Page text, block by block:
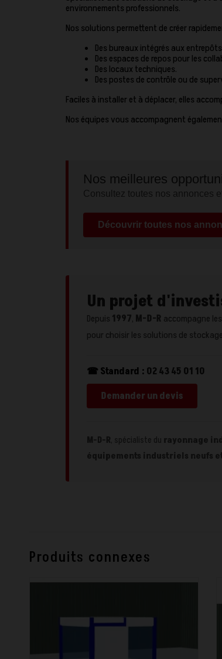
environnements professionnels.
Nos solutions permettent de créer
Des bureaux intégrés aux
Des espaces de repos pour les
Des locaux techniques.
Des postes de contrôle ou de
Faciles à installer et à déplacer, elles
Nos équipes vous accompagnent
Nos meilleures
Consultez toutes nos annonces
Découvrir toutes nos
Un projet
Depuis 1997, M-D-R accompagne
pour choisir les solutions de
☎ Standard : 02 43 45 01 10
Demander un devis
M-D-R, spécialiste du rayonnage
équipements industriels neufs
Produits connexes